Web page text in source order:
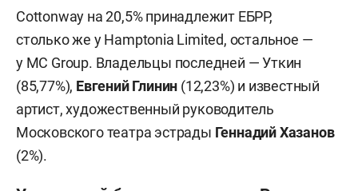
Cottonway на 20,5% принадлежит ЕБРР,
столько же у Hamptonia Limited, остальное —
у MC Group. Владельцы последней — Уткин
(85,77%), Евгений Глинин (12,23%) и известный
артист, художественный руководитель
Московского театра эстрады Геннадий Хазанов
(2%).